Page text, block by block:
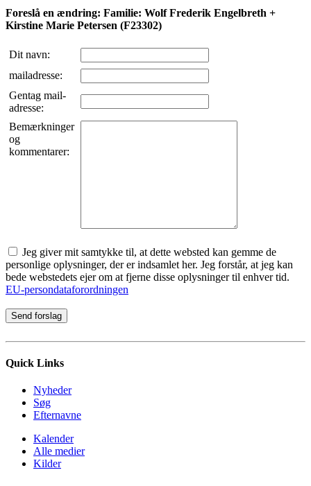
Foreslå en ændring: Familie: Wolf Frederik Engelbreth +
Kirstine Marie Petersen (F23302)
Dit navn:
mailadresse:
Gentag mail-
adresse:
Bemærkninger
og
kommentarer:
Jeg giver mit samtykke til, at dette websted kan gemme de
personlige oplysninger, der er indsamlet her. Jeg forstår, at jeg kan
bede webstedets ejer om at fjerne disse oplysninger til enhver tid.
EU-persondataforordningen
Quick Links
Nyheder
Søg
Efternavne
Kalender
Alle medier
Kilder